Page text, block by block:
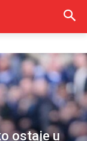
ostaje u